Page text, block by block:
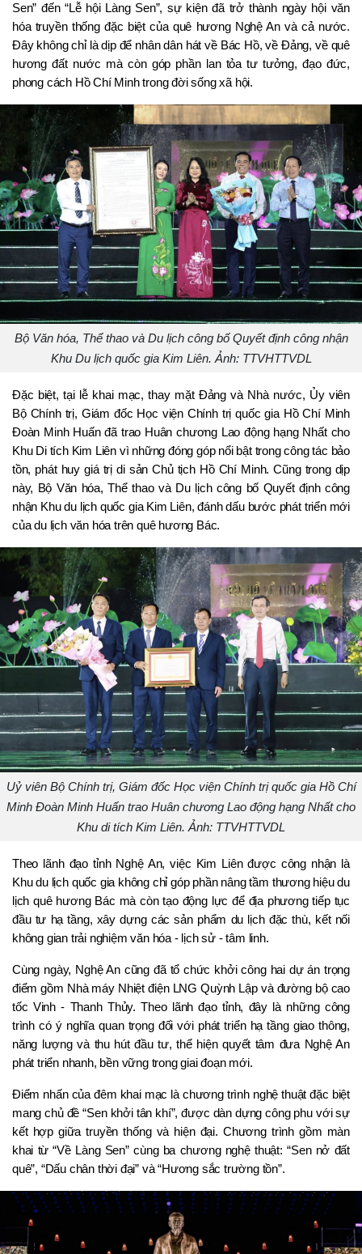
Sen” đến “Lễ hội Làng Sen”, sự kiện đã trở thành ngày hội văn
hóa truyền thống đặc biệt của quê hương Nghệ An và cả nước.
Đây không chỉ là dịp để nhân dân hát về Bác Hồ, về Đảng, về quê
hương đất nước mà còn góp phần lan tỏa tư tưởng, đạo đức,
phong cách Hồ Chí Minh trong đời sống xã hội.
Bộ Văn hóa, Thể thao và Du lịch công bố Quyết định công nhận
Khu Du lịch quốc gia Kim Liên. Ảnh: TTVHTTVDL
Đặc biệt, tại lễ khai mạc, thay mặt Đảng và Nhà nước, Ủy viên
Bộ Chính trị, Giám đốc Học viện Chính trị quốc gia Hồ Chí Minh
Đoàn Minh Huấn đã trao Huân chương Lao động hạng Nhất cho
Khu Di tích Kim Liên vì những đóng góp nổi bật trong công tác bảo
tồn, phát huy giá trị di sản Chủ tịch Hồ Chí Minh. Cũng trong dịp
này, Bộ Văn hóa, Thể thao và Du lịch công bố Quyết định công
nhận Khu du lịch quốc gia Kim Liên, đánh dấu bước phát triển mới
của du lịch văn hóa trên quê hương Bác.
Uỷ viên Bộ Chính trị, Giám đốc Học viện Chính trị quốc gia Hồ Chí
Minh Đoàn Minh Huấn trao Huân chương Lao động hạng Nhất cho
Khu di tích Kim Liên. Ảnh: TTVHTTVDL
Theo lãnh đạo tỉnh Nghệ An, việc Kim Liên được công nhận là
Khu du lịch quốc gia không chỉ góp phần nâng tầm thương hiệu du
lịch quê hương Bác mà còn tạo động lực để địa phương tiếp tục
đầu tư hạ tầng, xây dựng các sản phẩm du lịch đặc thù, kết nối
không gian trải nghiệm văn hóa - lịch sử - tâm linh.
Cùng ngày, Nghệ An cũng đã tổ chức khởi công hai dự án trọng
điểm gồm Nhà máy Nhiệt điện LNG Quỳnh Lập và đường bộ cao
tốc Vinh - Thanh Thủy. Theo lãnh đạo tỉnh, đây là những công
trình có ý nghĩa quan trọng đối với phát triển hạ tầng giao thông,
năng lượng và thu hút đầu tư, thể hiện quyết tâm đưa Nghệ An
phát triển nhanh, bền vững trong giai đoạn mới.
Điểm nhấn của đêm khai mạc là chương trình nghệ thuật đặc biệt
mang chủ đề “Sen khởi tân khí”, được dàn dựng công phu với sự
kết hợp giữa truyền thống và hiện đại. Chương trình gồm màn
khai từ “Về Làng Sen” cùng ba chương nghệ thuật: “Sen nở đất
quê”, “Dấu chân thời đại” và “Hương sắc trường tồn”.